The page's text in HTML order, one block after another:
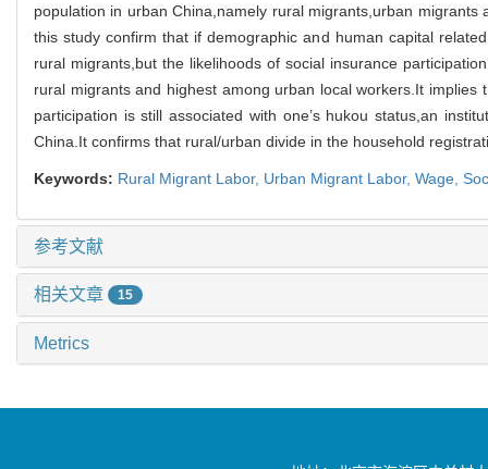
population in urban China,namely rural migrants,urban
this study confirm that if demographic and human capital
rural migrants,but the likelihoods of social insurance
rural migrants and highest among urban local workers.It
participation is still associated with one’s hukou status,an
China.It confirms that rural/urban divide in the household
Keywords: Rural Migrant Labor, Urban Migrant Labor, Wage,
参考文献
相关文章 15
Metrics